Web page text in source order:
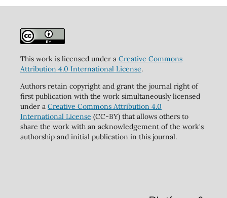
This work is licensed under a Creative Commons
Attribution 4.0 International License.
Authors retain copyright and grant the journal right of
first publication with the work simultaneously licensed
under a Creative Commons Attribution 4.0
International License (CC-BY) that allows others to
share the work with an acknowledgement of the work's
authorship and initial publication in this journal.